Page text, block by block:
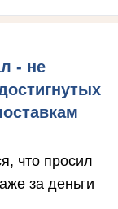
- не
что просил
за деньги